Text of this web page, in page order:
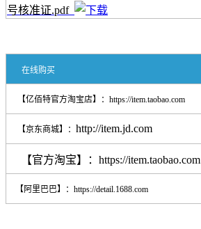
号核准证.pdf
在线购买
【亿佰特官方淘宝店】： https://item.taobao.com
【京东商城】： http://item.jd.com
【官方淘宝】： https://item.taobao.com
【阿里巴巴】： https://detail.1688.com